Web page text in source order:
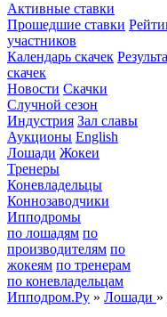
Активные ставки
Прошедшие ставки
участников
Календарь скачек
скачек
Новости Скачки
Случной сезон
Индустрия Зал славы
Аукционы English
Лошади Жокеи
Тренеры
Коневладельцы
Коннозаводчики
Ипподромы
по лошадям по
производителям по
жокеям по тренерам
по коневладельцам
Ипподром.Ру » Лошади